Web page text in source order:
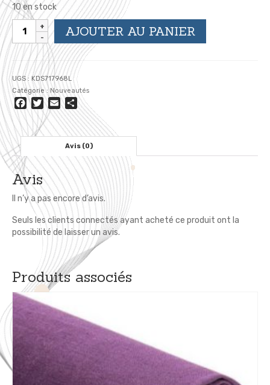
10 en stock
quantité
de
ELNE
-
Trousse
à
Bijoux
-
Pochette
de
Voyage
-
Col.
Beige
AJOUTER AU PANIER
UGS : KDS717968L
Catégorie :Nouveautés
Facebook
Twitter
EmailPartager
Avis (0)
Avis
Il n’y a pas encore d’avis.
Seuls les clients connectés ayant acheté ce produit ont la
possibilité de laisser un avis.
Produits associés